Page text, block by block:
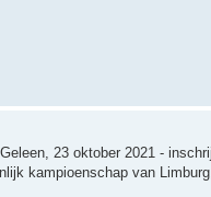
23 oktober 2021 -
kampioenschap van